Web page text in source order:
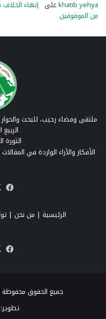
khatib yehyaعلى إنهاء
من الموقوفين
ملتقى وفضاء رحيب، للبحث
الثورة
الأفكار والآراء الواردة في
الرئيسية | من نحن |
جميع الحقوق محفوظة لـ